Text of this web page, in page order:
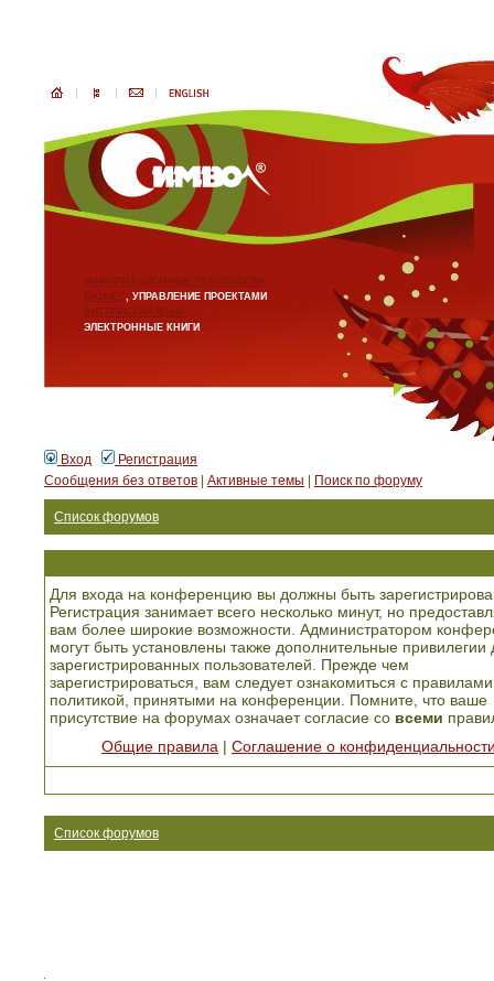
ИНФОРМАЦИОННЫЕ ТЕХНОЛОГИИ
БИЗНЕС, УПРАВЛЕНИЕ ПРОЕКТАМИ
АНГЛИЙСКИЙ ЯЗЫК
ЭЛЕКТРОННЫЕ КНИГИ
Вход
Регистрация
Сообщения без ответов
Активные темы Поиск по форуму
Список форумов
Для входа на конференцию вы должны быть
Регистрация занимает всего несколько минут, но
вам более широкие возможности. Администратором
могут быть установлены также дополнительные привилегии
зарегистрированных пользователей. Прежде чем
зарегистрироваться, вам следует ознакомиться с
политикой, принятыми на конференции. Помните, что ваше
присутствие на форумах означает согласие со всеми
Общие правила
Соглашение о
Список форумов